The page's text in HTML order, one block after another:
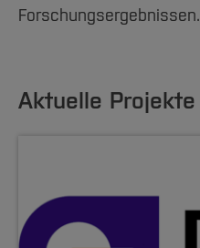
Forschungsergebnissen.
Aktuelle Projekte